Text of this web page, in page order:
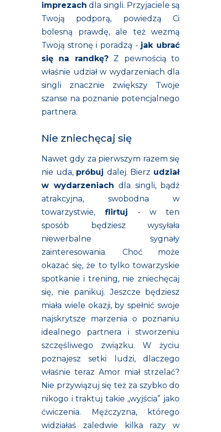
imprezach dla singli. Przyjaciele są
Twoją podporą, powiedzą Ci
bolesną prawdę, ale też wezmą
Twoją stronę i poradzą - jak ubrać
się na randkę?Z pewnością to
właśnie udział w wydarzeniach dla
singli znacznie zwiększy Twoje
szanse na poznanie potencjalnego
partnera.
Nie zniechęcaj się
Nawet gdy za pierwszym razem się
nie uda, próbuj dalej. Bierz udział
w wydarzeniach dla singli, bądź
atrakcyjna, swobodna w
towarzystwie, flirtuj - w ten
sposób będziesz wysyłała
niewerbalne sygnały
zainteresowania. Choć może
okazać się, że to tylko towarzyskie
spotkanie i trening, nie zniechęcaj
się, nie panikuj. Jeszcze będziesz
miała wiele okazji, by spełnić swoje
najskrytsze marzenia o poznaniu
idealnego partnera i stworzeniu
szczęśliwego związku. W życiu
poznajesz setki ludzi, dlaczego
właśnie teraz Amor miał strzelać?
Nie przywiązuj się też za szybko do
nikogo i traktuj takie „wyjścia” jako
ćwiczenia. Mężczyzna, którego
widziałaś zaledwie kilka razy w